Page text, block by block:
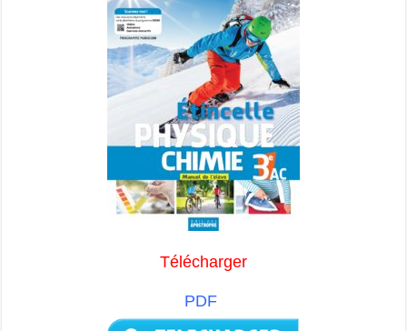
Télécharger
PDF